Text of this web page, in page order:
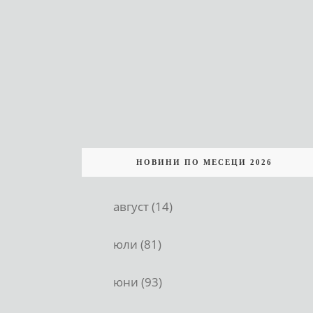
НОВИНИ ПО МЕСЕЦИ 2026
август (14)
юли (81)
юни (93)